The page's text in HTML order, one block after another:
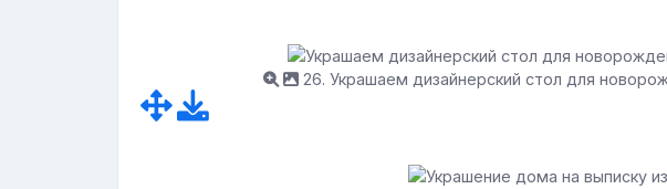
26. Украшаем дизайнерский стол для